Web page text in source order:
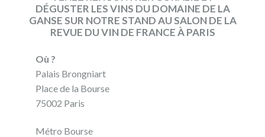
DÉGUSTER LES VINS DU DOMAINE DE LA
GANSE SUR NOTRE STAND AU SALON DE LA
REVUE DU VIN DE FRANCE À PARIS
Où ?
Palais Brongniart
Place de la Bourse
75002 Paris
Métro Bourse